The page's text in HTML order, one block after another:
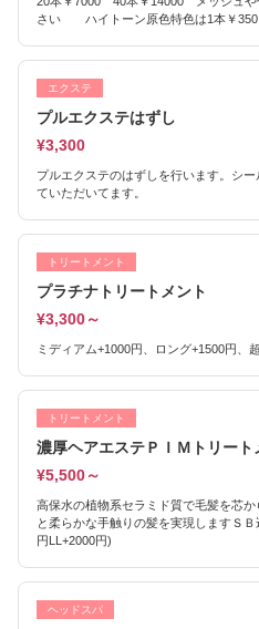
さい ハイトーン原色特色は1本￥350
エクステ
プルエクステはずし
¥3,300
プルエクステのはずしを行います。シ
ていただいてます。
トリートメント
プラチナトリートメント
¥3,300～
ミディアム+1000円、ロング+1500円、
トリートメント
濃厚ヘアエステＰＩＭトリート
¥5,500～
高保水の植物系セラミド質で毛髪を芯
と柔らかな手触りの髪を実現しますＳ
円LL+2000円)
ヘッドスパ